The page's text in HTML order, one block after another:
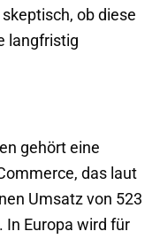
ob diese
langfristig
gehört eine
das laut
Umsatz von 523
In Europa wird für